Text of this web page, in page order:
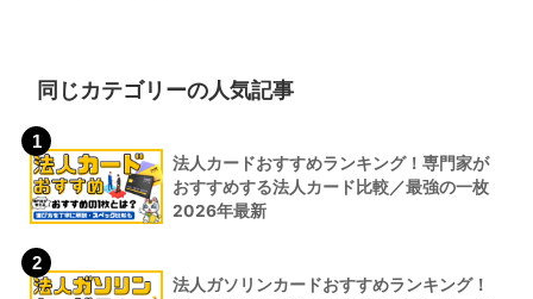
同じカテゴリーの人気記事
1
法人カードおすすめランキング！専門家が
おすすめする法人カード比較／最強の一枚
2026年最新
2
法人ガソリンカードおすすめランキング！